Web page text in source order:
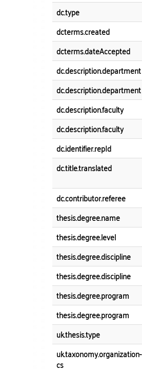
dc.type
dcterms.created
dcterms.dateAccepted
dc.description.department
dc.description.department
dc.description.faculty
dc.description.faculty
dc.identifier.repId
dc.title.translated
dc.contributor.referee
thesis.degree.name
thesis.degree.level
thesis.degree.discipline
thesis.degree.discipline
thesis.degree.program
thesis.degree.program
uk.thesis.type
uk.taxonomy.organization-
cs